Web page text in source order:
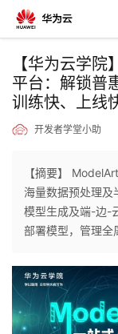
返
回
个
人
主
页
我
的
开
【华为云学
平台：解锁普
训练快、上线
开发者学堂小助
【摘要】
海量数据预处理及
模型生成及端-边-
部署模型，管理全